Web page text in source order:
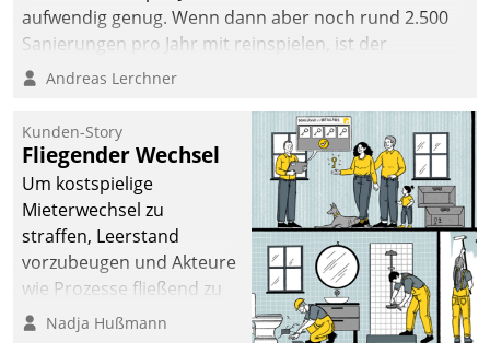
aufwendig genug. Wenn dann aber noch rund 2.500
Sanierungen pro Jahr mit reinspielen, ist der
Betreuungs- und Organisationsaufwand immens. Im
kommunale Wohnungsbauunternehmen daher
gemeinsam mit der Berliner Datatrain GmbH den
Teilprozess der Objektsanierung digitalisiert.
Andreas Lerchner
Kunden-Story
Fliegender Wechsel
Um kostspielige
Mieterwechsel zu
straffen, Leerstand
vorzubeugen und Akteure
wie Prozesse fließend zu
vernetzen, nutzt die
Nadja Hußmann